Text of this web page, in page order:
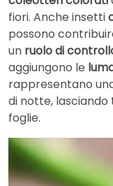
fiori. Anche insetti
possono
un ruolo di
aggiungono le
rappresentano
di notte,
foglie.